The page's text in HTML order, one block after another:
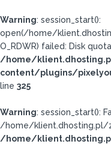
Warning: session_start():
open(/home/
O_RDWR) failed: Disk
/home/
content/plugins/
line 325
Warning: session_start():
/home/
/home/